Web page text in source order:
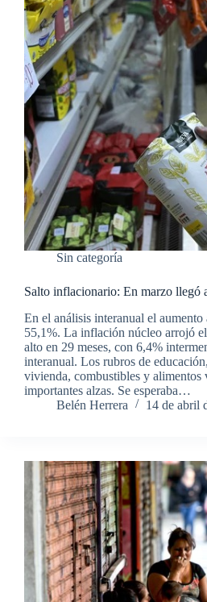
Sin categoría
Salto inflacionario: En marzo llegó
En el análisis interanual el aumento
55,1%. La inflación núcleo arrojó
alto en 29 meses, con 6,4%
interanual. Los rubros de
vivienda, combustibles y alimentos
importantes alzas. Se esperaba…
Belén Herrera
14 de abril